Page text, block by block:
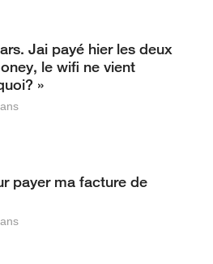
Jai payé hier les deux
le wifi ne vient
»
payer ma facture de